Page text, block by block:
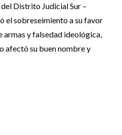
Distrito Judicial Sur –
el sobreseimiento a su favor
armas y falsedad ideológica,
afectó su buen nombre y